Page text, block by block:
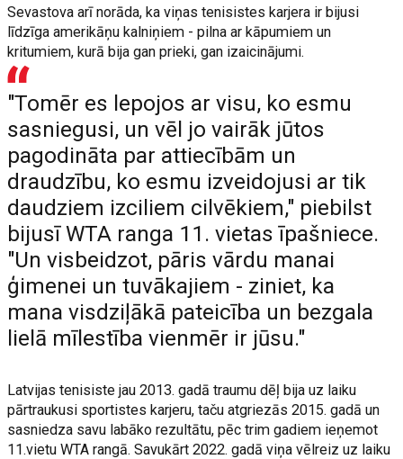
Sevastova arī norāda, ka viņas tenisistes karjera ir bijusi
līdzīga amerikāņu kalniņiem - pilna ar kāpumiem un
kritumiem, kurā bija gan prieki, gan izaicinājumi.
"Tomēr es lepojos ar visu, ko esmu
sasniegusi, un vēl jo vairāk jūtos
pagodināta par attiecībām un
draudzību, ko esmu izveidojusi ar tik
daudziem izciliem cilvēkiem," piebilst
bijusī WTA ranga 11. vietas īpašniece.
"Un visbeidzot, pāris vārdu manai
ģimenei un tuvākajiem - ziniet, ka
mana visdziļākā pateicība un bezgala
lielā mīlestība vienmēr ir jūsu."
Latvijas tenisiste jau 2013. gadā traumu dēļ bija uz laiku
pārtraukusi sportistes karjeru, taču atgriezās 2015. gadā un
sasniedza savu labāko rezultātu, pēc trim gadiem ieņemot
11.vietu WTA rangā. Savukārt 2022. gadā viņa vēlreiz uz laiku